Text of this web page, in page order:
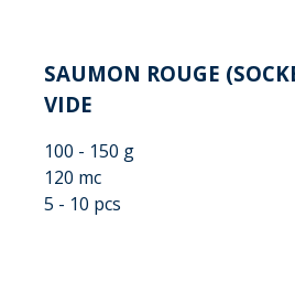
SAUMON ROUGE
VIDE
100 - 150 g
120 mc
5 - 10 pcs